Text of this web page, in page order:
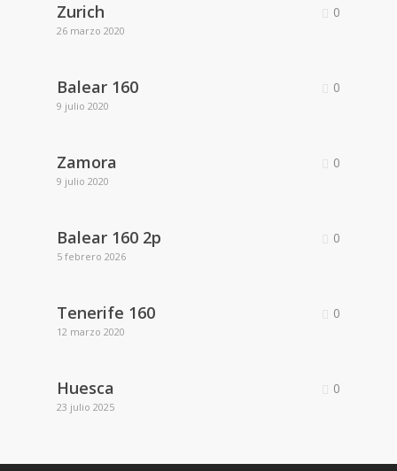
Zurich
26 marzo 2020
0
Balear 160
9 julio 2020
0
Zamora
9 julio 2020
0
Balear 160 2p
5 febrero 2026
0
Tenerife 160
12 marzo 2020
0
Huesca
23 julio 2025
0